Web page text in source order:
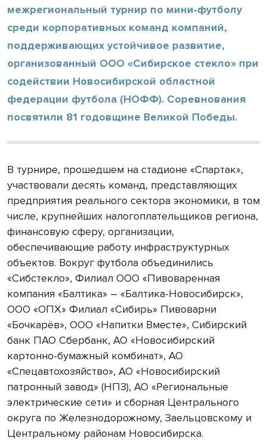
межрегиональный турнир по мини-футболу
среди корпоративных команд компаний,
поддерживающих устойчивое развитие,
организованный ООО «Сибирское стекло» при
содействии Новосибирской областной
федерации футбола (НОФФ). Соревнования
посвятили 81 годовщине Великой Победы.
В турнире, прошедшем на стадионе «Спартак»,
участвовали десять команд, представляющих
предприятия реального сектора экономики, в том
числе, крупнейших налогоплательщиков региона,
финансовую сферу, организации,
обеспечивающие работу инфраструктурных
объектов. Вокруг футбола объединились
«Сибстекло», Филиал ООО «Пивоваренная
компания «Балтика» – «Балтика-Новосибирск»,
ООО «ОПХ» Филиал «Сибирь» Пивоварни
«Бочкарёв», ООО «Напитки Вместе», Сибирский
банк ПАО Сбербанк, АО «Новосибирский
картонно-бумажный комбинат», АО
«Спецавтохозяйство», АО «Новосибирский
патронный завод» (НПЗ), АО «Региональные
электрические сети» и сборная Центрального
округа по Железнодорожному, Заельцовскому и
Центральному районам Новосибирска.